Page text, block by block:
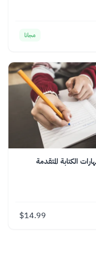
مجانا
الكتابة المتقدمة
$14.99